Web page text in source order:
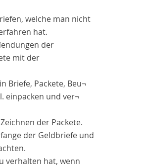
welche man nicht
hat.
der
mit der
Briefe, Packete, Beu¬
einpacken und ver¬
der Packete.
der Geldbriefe und
verhalten hat, wenn